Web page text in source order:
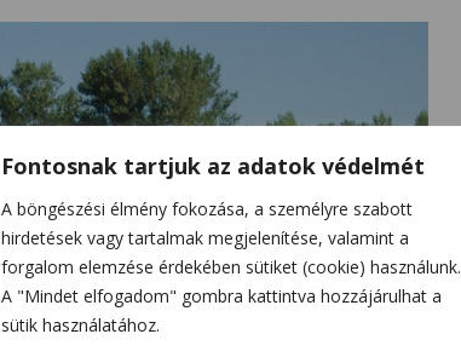
Fontosnak tartjuk az adatok védelmét
A böngészési élmény fokozása, a személyre szabott
hirdetések vagy tartalmak megjelenítése, valamint a
forgalom elemzése érdekében sütiket (cookie) használunk.
A "Mindet elfogadom" gombra kattintva hozzájárulhat a
sütik használatához.